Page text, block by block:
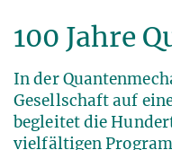
100 Jahre
In der
Gesellschaft auf
begleitet die
vielfältigen